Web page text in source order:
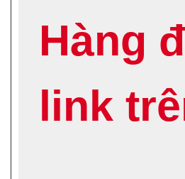
Hàng
link